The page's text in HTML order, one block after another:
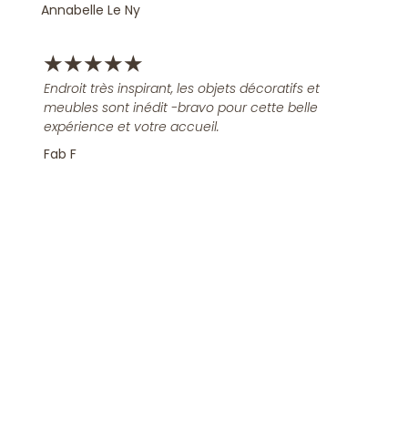
Annabelle Le Ny
★★★★★
Endroit très inspirant, les objets décoratifs et
meubles sont inédit -bravo pour cette belle
expérience et votre accueil.
Fab F